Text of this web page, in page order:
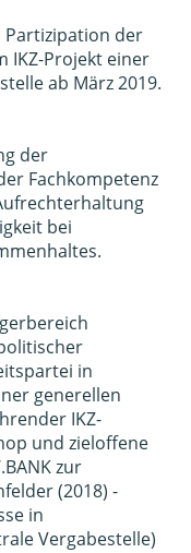
Partizipation der
IKZ-Projekt einer
ab März 2019.
der
Fachkompetenz
bei
in
generellen
IKZ-
und zieloffene
zur
(2018) -
in
Vergabestelle)